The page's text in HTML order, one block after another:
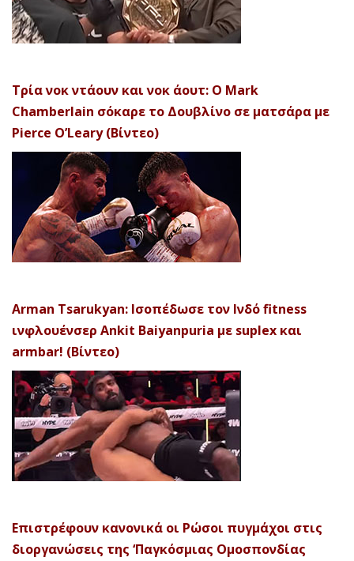
Τρία νοκ ντάουν και νοκ άουτ: Ο Mark
Chamberlain σόκαρε το Δουβλίνο σε ματσάρα με
Pierce O’Leary (Βίντεο)
Arman Tsarukyan: Ισοπέδωσε τον Ινδό fitness
ινφλουένσερ Ankit Baiyanpuria με suplex και
armbar! (Βίντεο)
Επιστρέφουν κανονικά οι Ρώσοι πυγμάχοι στις
διοργανώσεις της ‘Παγκόσμιας Ομοσπονδίας